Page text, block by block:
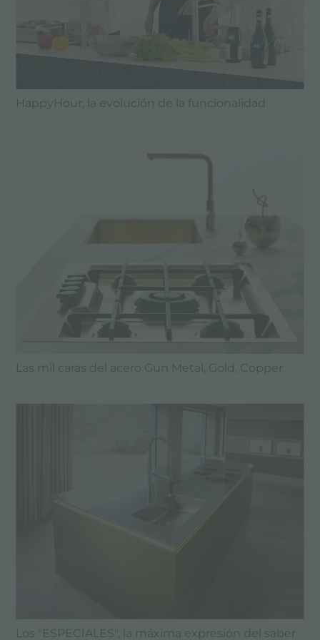
HappyHour, la evolución de la funcionalidad
Las mil caras del acero Gun Metal, Gold, Copper
Los "ESPECIALES", la máxima expresión del saber